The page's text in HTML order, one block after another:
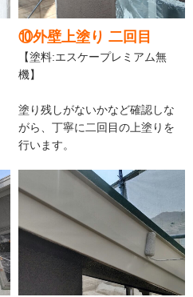
⑩外壁上塗り 二回目
【塗料:エスケープレミアム無
機】
塗り残しがないかなど確認しな
がら、丁寧に二回目の上塗りを
行います。